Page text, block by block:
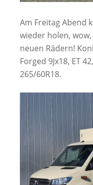
Am Freitag Abend
wieder holen,
neuen Rädern!
Forged 9Jx18, ET
265/60R18.